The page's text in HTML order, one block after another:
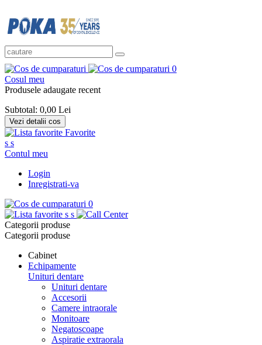
0
Cosul meu
Produsele adaugate recent
Subtotal: 0,00 Lei
Vezi detalii cos
Favorite
s s
Contul meu
Login
Inregistrati-va
0
s s
Categorii produse
Categorii produse
Cabinet
Echipamente
Unituri dentare
Unituri dentare
Accesorii
Camere intraorale
Monitoare
Negatoscoape
Aspiratie extraorala